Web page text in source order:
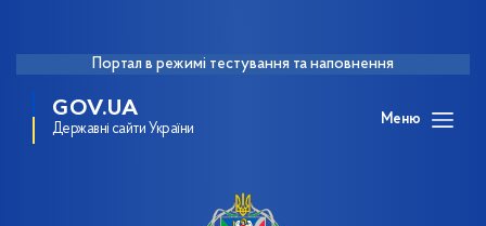
Портал в режимі тестування та наповнення
GOV.UA
Державні сайти України
Меню